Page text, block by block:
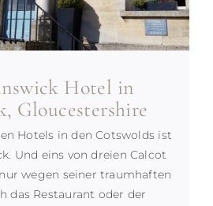
Hotel in
Gloucestershire
Hotels in den Cotswolds ist
Und eins von dreien Calcot
wegen seiner traumhaften
das Restaurant oder der